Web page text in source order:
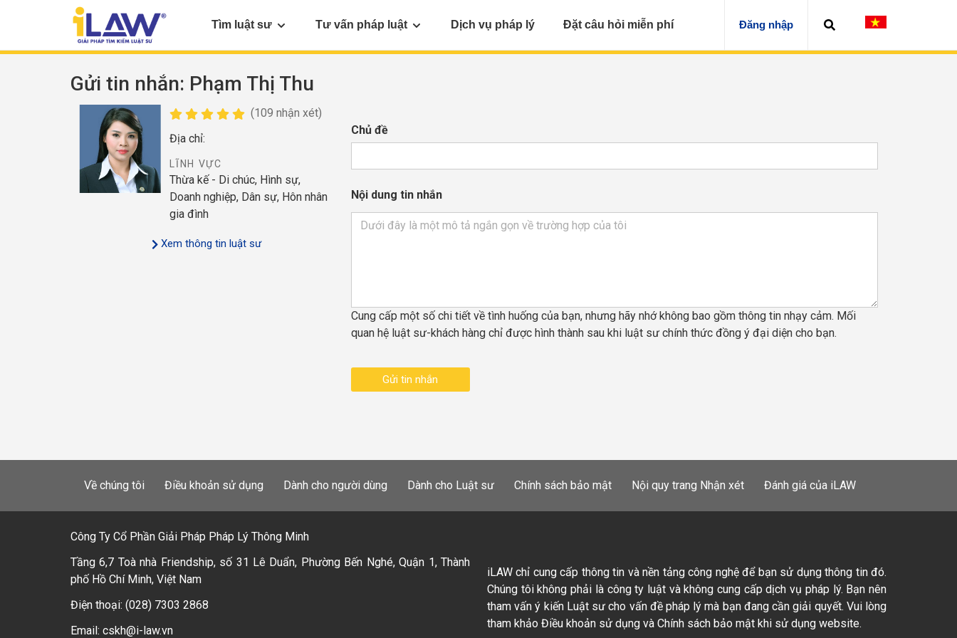
Tìm luật sư Tư vấn pháp luật Dịch vụ pháp lý Đặt câu hỏi miễn phí Đăng nhập
Gửi tin nhắn: Phạm Thị Thu
(109 nhận xét)
Địa chỉ:
LĨNH VỰC
Thừa kế - Di chúc, Hình sự,
Doanh nghiệp, Dân sự, Hôn nhân
gia đình
Xem thông tin luật sư
Chủ đề
Nội dung tin nhắn
Cung cấp một số chi tiết về tình huống của bạn, nhưng hãy nhớ không bao gồm thông tin nhạy cảm. Mối
quan hệ luật sư-khách hàng chỉ được hình thành sau khi luật sư chính thức đồng ý đại diện cho bạn.
Gửi tin nhắn
Về chúng tôi Điều khoản sử dụng Dành cho người dùng Dành cho Luật sư Chính sách bảo mật Nội quy trang Nhận xét Đánh giá của iLAW
Công Ty Cổ Phần Giải Pháp Pháp Lý Thông Minh
Tầng 6,7 Toà nhà Friendship, số 31 Lê Duẩn, Phường Bến Nghé, Quận 1, Thành
phố Hồ Chí Minh, Việt Nam
Điện thoại: (028) 7303 2868
Email: cskh@i-law.vn
iLAW chỉ cung cấp thông tin và nền tảng công nghệ để bạn sử dụng thông tin đó.
Chúng tôi không phải là công ty luật và không cung cấp dịch vụ pháp lý. Bạn nên
tham vấn ý kiến Luật sư cho vấn đề pháp lý mà bạn đang cần giải quyết. Vui lòng
tham khảo Điều khoản sử dụng và Chính sách bảo mật khi sử dụng website.